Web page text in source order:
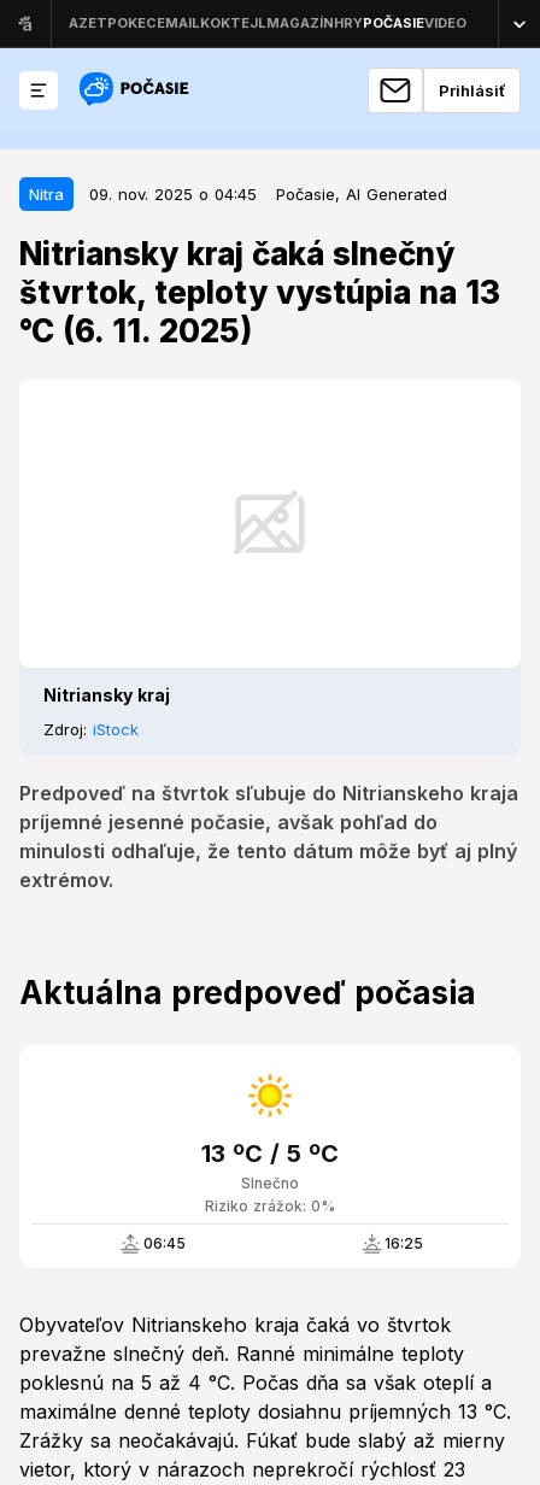
Prihlásiť
Nitra 09. nov. 2025 o 04:45 Počasie, AI Generated
Nitriansky kraj čaká slnečný
štvrtok, teploty vystúpia na 13
°C (6. 11. 2025)
Nitriansky kraj
Zdroj: iStock
Predpoveď na štvrtok sľubuje do Nitrianskeho kraja
príjemné jesenné počasie, avšak pohľad do
minulosti odhaľuje, že tento dátum môže byť aj plný
extrémov.
Nitra 09. nov. 2025 o 04:45
Nitriansky kraj čaká slnečný
štvrtok, teploty vystúpia na 13 °C
(6. 11. 2025)
Aktuálna predpoveď počasia
Slnečno
13 ºC / 5 ºC
Riziko zrážok: 0%
06:45 16:25
Obyvateľov Nitrianskeho kraja čaká vo štvrtok
prevažne slnečný deň. Ranné minimálne teploty
poklesnú na 5 až 4 °C. Počas dňa sa však oteplí a
maximálne denné teploty dosiahnu príjemných 13 °C.
Zrážky sa neočakávajú. Fúkať bude slabý až mierny
vietor, ktorý v nárazoch neprekročí rýchlosť 23